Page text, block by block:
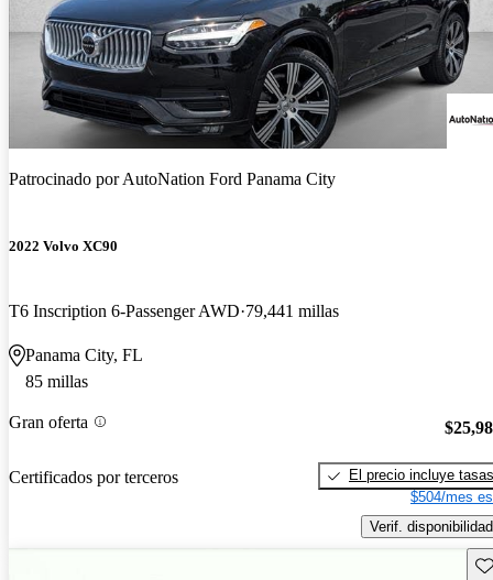
Patrocinado porAutoNation Ford Panama City
2022 Volvo XC90
T6 Inscription 6-Passenger AWD 79,441 millas
Panama City, FL
85 millas
Gran oferta
Certificados por terceros
El precio incluye tasas
$504/mes
Verif. disponibilidad